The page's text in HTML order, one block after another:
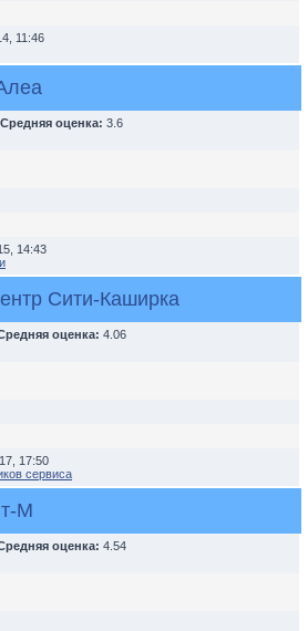
11:46
Средняя оценка: 3.6
14:43
Сити-Каширка
оценка: 4.06
17:50
сервиса
М
оценка: 4.54